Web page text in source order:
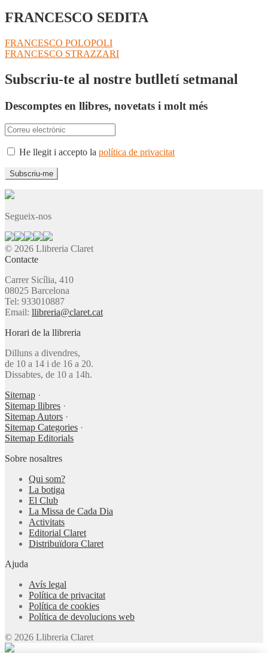
FRANCESCO SEDITA
Navegació
d'entrades
Entrada
anterior:
FRANCESCO POLOPOLI
Pròxima
FRANCESCO STRAZZARI
Subscriu-te al nostre butlletí setmanal
Descomptes en llibres, novetats i molt més
He llegit i accepto la política de privacitat
Segueix-nos
© 2026 Llibreria Claret
Contacte
Carrer Sicília, 410
08025 Barcelona
Tel: 933010887
Email: llibreria@claret.cat
Horari de la llibreria
Dilluns a divendres,
de 10 a 14 i de 16 a 20.
Dissabtes, de 10 a 14h.
Sitemap ·
Sitemap llibres ·
Sitemap Autors ·
Sitemap Categories ·
Sitemap Editorials
Sobre nosaltres
Qui som?
La botiga
El Club
La Missa de Cada Dia
Activitats
Editorial Claret
Distribuïdora Claret
Ajuda
Avís legal
Política de privacitat
Política de cookies
Política de devolucions web
© 2026 Llibreria Claret